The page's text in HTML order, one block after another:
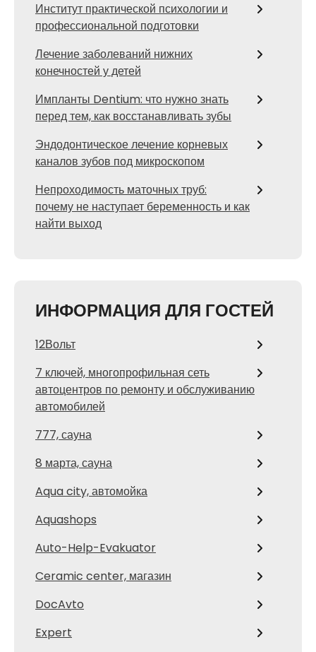
Институт практической психологии и
профессиональной подготовки
Лечение заболеваний нижних
конечностей у детей
Импланты Dentium: что нужно знать
перед тем, как восстанавливать зубы
Эндодонтическое лечение корневых
каналов зубов под микроскопом
Непроходимость маточных труб:
почему не наступает беременность и как
найти выход
ИНФОРМАЦИЯ ДЛЯ ГОСТЕЙ
12Вольт
7 ключей, многопрофильная сеть
автоцентров по ремонту и обслуживанию
автомобилей
777, сауна
8 марта, сауна
Aqua city, автомойка
Aquashops
Auto-Help-Evakuator
Ceramic center, магазин
DocAvto
Expert